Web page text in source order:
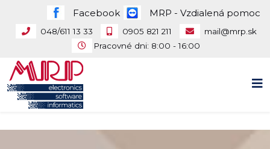
Facebook MRP - Vzdialená pomoc
048/611 13 33 0905 821 211
mail@mrp.sk
Pracovné dni: 8:00 - 16:00